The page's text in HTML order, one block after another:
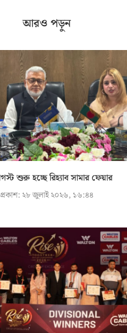
আরও পড়ুন
শুরু হচ্ছে রিহ্যাব সামার ফেয়ার
প্রকাশ: ২৮ জুলাই ২০২৬, ১৬:৪৪